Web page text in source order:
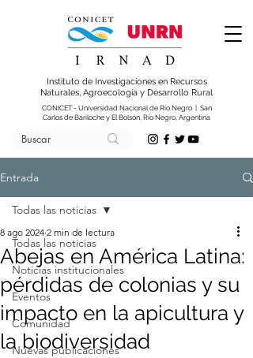
Instituto de Investigaciones en Recursos
Naturales, Agroecología y Desarrollo Rural
CONICET - Universidad Nacional de Río Negro | San
Carlos de Bariloche y El Bolsón, Río Negro, Argentina
Entrada
Todas las noticias
Noticias institucionales
Eventos
Comunidad
Nuevas publicaciones
Todas las noticias
Abejas en América Latina:
pérdidas de colonias y su
impacto en la apicultura y
la biodiversidad
8 ago 2024 2 min de lectura